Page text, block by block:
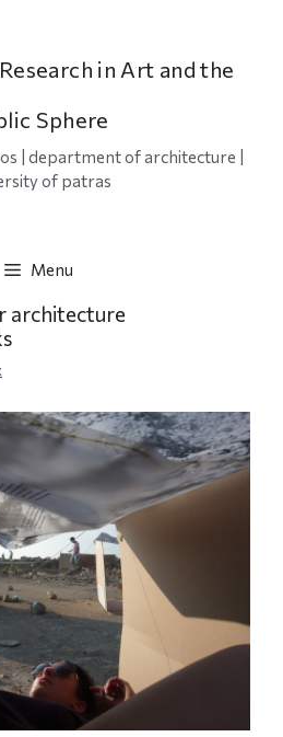
in Art and the
Sphere
| department of architecture |
of patras
Menu
architecture